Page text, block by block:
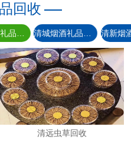
回收
清远烟酒礼品回收 清城烟酒礼品回收
清远虫草回收